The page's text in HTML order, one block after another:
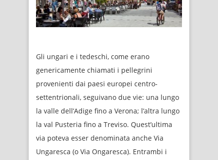
Gli ungari e i tedeschi, come erano
genericamente chiamati i pellegrini
provenienti dai paesi europei centro-
settentrionali, seguivano due vie: una lungo
la valle dell’Adige fino a Verona; l’altra lungo
la val Pusteria fino a Treviso. Quest’ultima
via poteva esser denominata anche Via
Ungaresca (o Via Ongaresca). Entrambi i